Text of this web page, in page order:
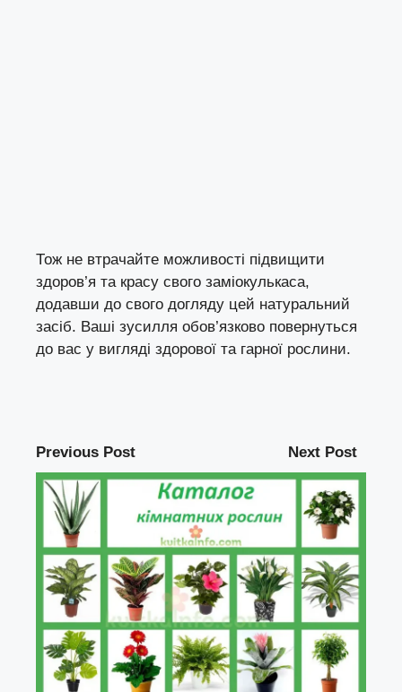
Тож не втрачайте можливості підвищити
здоров’я та красу свого заміокулькаса,
додавши до свого догляду цей натуральний
засіб. Ваші зусилля обов’язково повернуться
до вас у вигляді здорової та гарної рослини.
Previous Post Next Post